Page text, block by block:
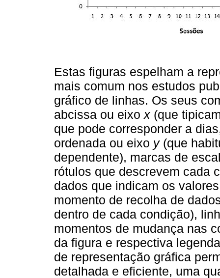
Estas figuras espelham a
mais comum nos estudos
gráfico de linhas. Os seus
abcissa ou eixo x (que
que pode corresponder a
ordenada ou eixo y (que
dependente), marcas de
rótulos que descrevem cada
dados que indicam os
momento de recolha de
dentro de cada condição),
momentos de mudança nas
da figura e respectiva
de representação gráfica
detalhada e eficiente, uma